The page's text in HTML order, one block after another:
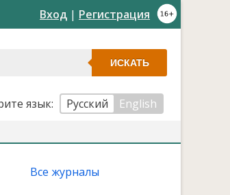
Вход | Регистрация
ИСКАТЬ
язык: Русский
English
Все журналы